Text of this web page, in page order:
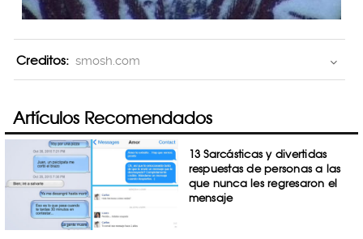
Creditos: smosh.com
Artículos Recomendados
13 Sarcásticas y divertidas
respuestas de personas a las
que nunca les regresaron el
mensaje